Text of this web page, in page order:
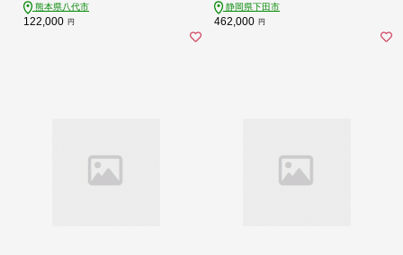
熊本県八代市
122,000 円
静岡県下田市
462,000 円